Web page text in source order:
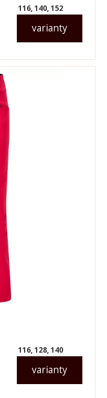
varianty
116, 140, 152
varianty
116, 128, 140